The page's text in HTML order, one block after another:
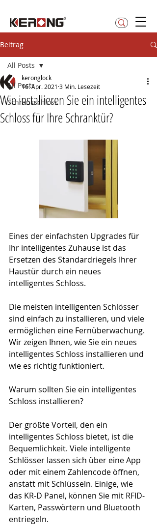
Beitrag
All Posts
Schrankschloss
All Posts
Wie installieren Sie ein intelligentes
Schloss für Ihre Schranktür?
keronglock
16. Apr. 2021 3 Min. Lesezeit
Eines der einfachsten Upgrades für
Ihr intelligentes Zuhause ist das
Ersetzen des Standardriegels Ihrer
Haustür durch ein neues
intelligentes Schloss.
Die meisten intelligenten Schlösser
sind einfach zu installieren, und viele
ermöglichen eine Fernüberwachung.
Wir zeigen Ihnen, wie Sie ein neues
intelligentes Schloss installieren und
wie es richtig funktioniert.
Warum sollten Sie ein intelligentes
Schloss installieren?
Der größte Vorteil, den ein
intelligentes Schloss bietet, ist die
Bequemlichkeit. Viele intelligente
Schlösser lassen sich über eine App
oder mit einem Zahlencode öffnen,
anstatt mit Schlüsseln. Einige, wie
das KR-D Panel, können Sie mit RFID-
Karten, Passwörtern und Bluetooth
entriegeln.